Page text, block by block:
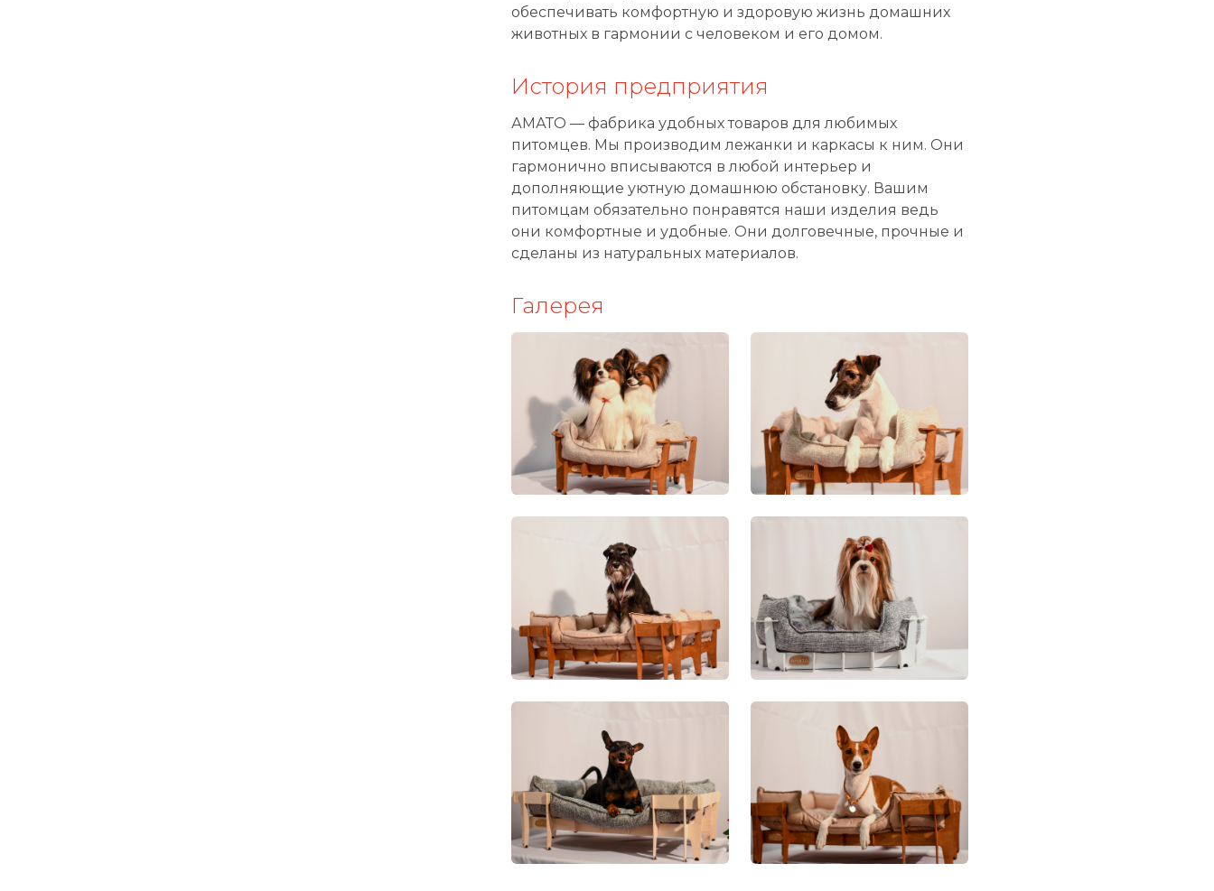
обеспечивать комфортную и здоровую жизнь домашних
животных в гармонии с человеком и его домом.
История предприятия
АМАТО — фабрика удобных товаров для любимых
питомцев. Мы производим лежанки и каркасы к ним. Они
гармонично вписываются в любой интерьер и
дополняющие уютную домашнюю обстановку. Вашим
питомцам обязательно понравятся наши изделия ведь
они комфортные и удобные. Они долговечные, прочные и
сделаны из натуральных материалов.
Галерея